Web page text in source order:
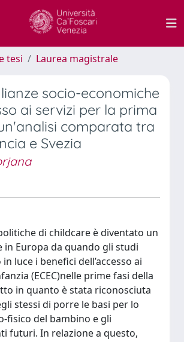
tesi Laurea magistrale
socio-economiche
ai servizi per la prima
comparata tra
e Svezia
di childcare è diventato un
in Europa da quando gli studi
luce i benefici dell’accesso ai
(ECEC)nelle prime fasi della
in quanto è stata riconosciuta
stessi di porre le basi per lo
fisico del bambino e gli
futuri. In relazione a questo,